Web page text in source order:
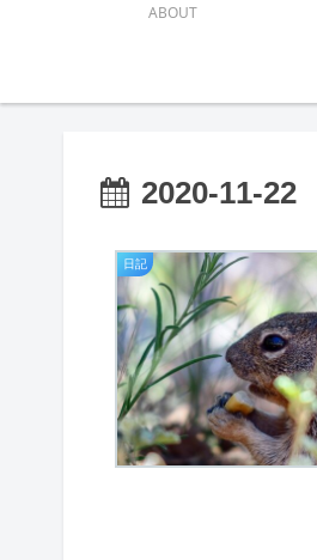
ABOUT
2020-11-22
日記